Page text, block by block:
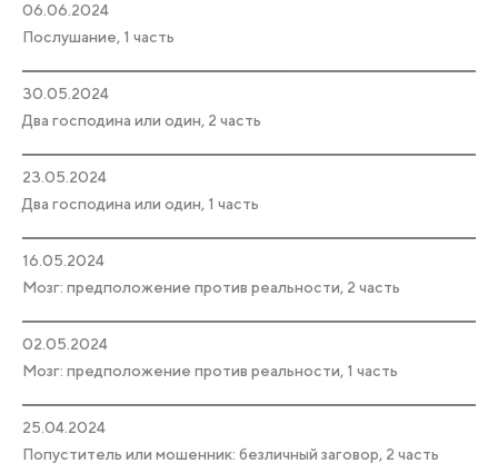
06.06.2024
Послушание, 1 часть
30.05.2024
Два господина или один, 2 часть
23.05.2024
Два господина или один, 1 часть
16.05.2024
Мозг: предположение против реальности, 2 часть
02.05.2024
Мозг: предположение против реальности, 1 часть
25.04.2024
Попуститель или мошенник: безличный заговор, 2 часть